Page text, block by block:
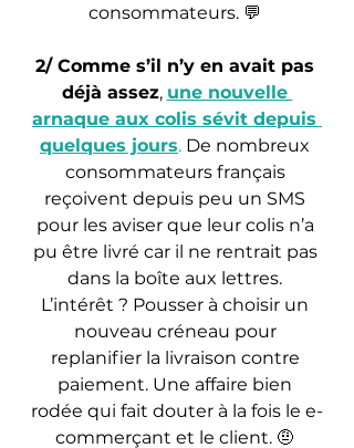
consommateurs. 💬
2/ Comme s’il n’y en avait pas
déjà assez, une nouvelle
arnaque aux colis sévit depuis
quelques jours. De nombreux
consommateurs français
reçoivent depuis peu un SMS
pour les aviser que leur colis n’a
pu être livré car il ne rentrait pas
dans la boîte aux lettres.
L’intérêt ? Pousser à choisir un
nouveau créneau pour
replanifier la livraison contre
paiement. Une affaire bien
rodée qui fait douter à la fois le e-
commerçant et le client. 🤨